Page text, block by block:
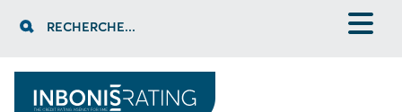
RECHERCHE...